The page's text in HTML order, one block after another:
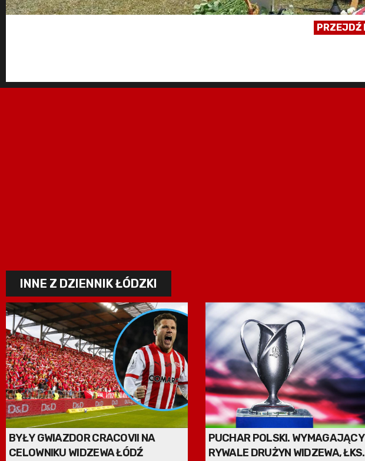
PRZEJDŹ
INNE Z DZIENNIK ŁÓDZKI
BYŁY GWIAZDOR CRACOVII NA
CELOWNIKU WIDZEWA ŁÓDŹ
PUCHAR POLSKI. WYMAGAJĄCY
RYWALE DRUŻYN WIDZEWA, ŁKS